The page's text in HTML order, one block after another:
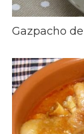
Gazpacho